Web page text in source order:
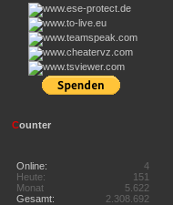
Counter
Online:
4
Heute:
151
Monat
5.622
Gesamt:
2.308.692